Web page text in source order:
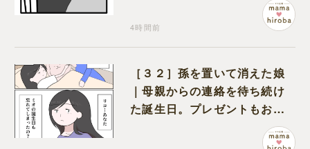
4時間前
［３２］孫を置いて消えた娘
｜母親からの連絡を待ち続け
た誕生日。プレゼントもお祝